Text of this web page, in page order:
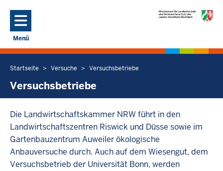
Menü
Navigation aktivieren/deaktivieren: Hauptmenü
Sie
befinden
Startseite Versuche Versuchsbetriebe
Versuchsbetriebe
Die Landwirtschaftskammer NRW führt in den
Landwirtschaftszentren Riswick und Düsse sowie im
Gartenbauzentrum Auweiler ökologische
Anbauversuche durch. Auch auf dem Wiesengut, dem
Versuchsbetrieb der Universität Bonn, werden